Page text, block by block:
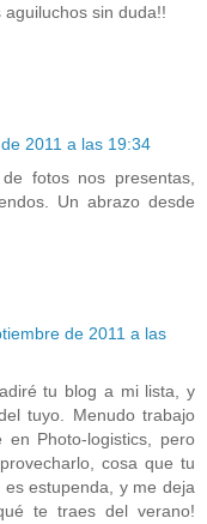
sin duda!!
2011 a las 19:34
fotos nos presentas,
Un abrazo desde
de 2011 a las
tu blog a mi lista, y
tuyo. Menudo trabajo
Photo-logistics, pero
cosa que tu
estupenda, y me deja
te traes del verano!